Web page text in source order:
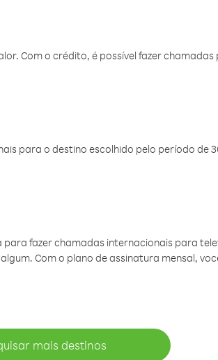
Com o crédito, é possível fazer
para o destino escolhido pelo período de
fazer chamadas internacionais para
Com o plano de assinatura mensal,
mais destinos